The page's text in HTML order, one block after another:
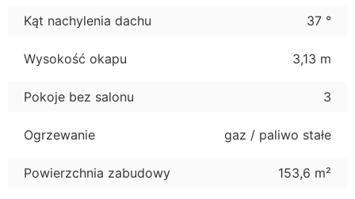
Kąt nachylenia dachu 37 °
Wysokość okapu 3,13 m
Pokoje bez salonu 3
Ogrzewanie gaz / paliwo stałe
Powierzchnia zabudowy 153,6 m²